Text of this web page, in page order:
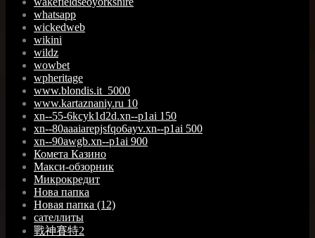
whatsapp
wickedweb
wikini
wildz
wowbet
wpheritage
www.blondis.it_5000
www.kartaznaniy.ru 10
xn--55-6kcyk1d2d.xn--p1ai 150
xn--80aaaiarepjsfqo6ayv.xn--p1ai 500
xn--90awgb.xn--p1ai 900
Комета Казино
Макси-обзорник
Микрокредит
Нова папка
Новая папка (12)
сателлиты
戰神賽特2